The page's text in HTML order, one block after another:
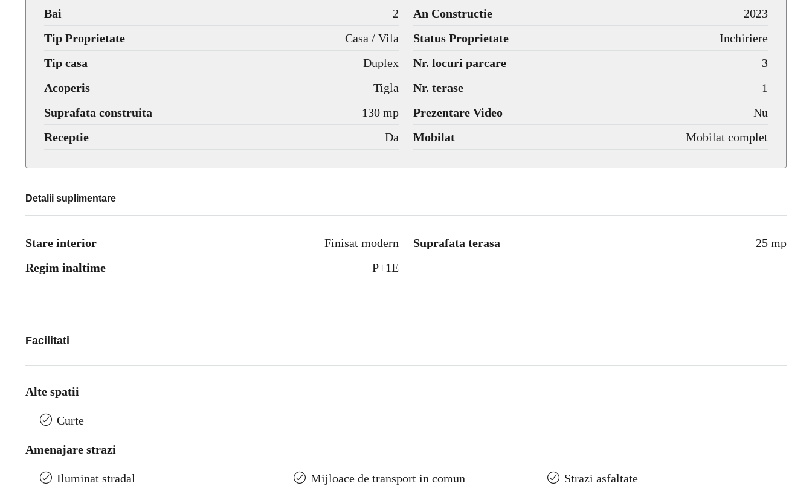
Bai
2 An Constructie
2023
Tip Proprietate
Casa / Vila Status Proprietate
Inchiriere
Tip casa
Duplex Nr. locuri parcare
3
Acoperis
Tigla Nr. terase
1
Suprafata construita
130 mp Prezentare Video
Nu
Receptie
Da Mobilat Mobilat complet
Detalii suplimentare
Stare interior Finisat modern Suprafata terasa
25 mp
Regim inaltime
P+1E
Facilitati
Alte spatii
Curte
Amenajare strazi
Iluminat stradal Mijloace de transport in comun Strazi asfaltate